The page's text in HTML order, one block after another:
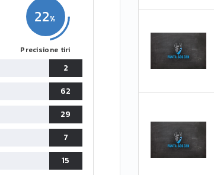
22
Precisione tiri
2
62
29
7
15